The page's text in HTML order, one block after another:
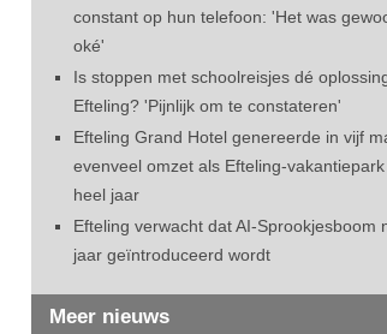
constant op hun telefoon: 'Het was
oké'
Is stoppen met schoolreisjes dé
Efteling? 'Pijnlijk om te constateren'
Efteling Grand Hotel genereerde in vijf
evenveel omzet als Efteling-
heel jaar
Efteling verwacht dat AI-Sprookjesboom
jaar geïntroduceerd wordt
Meer nieuws